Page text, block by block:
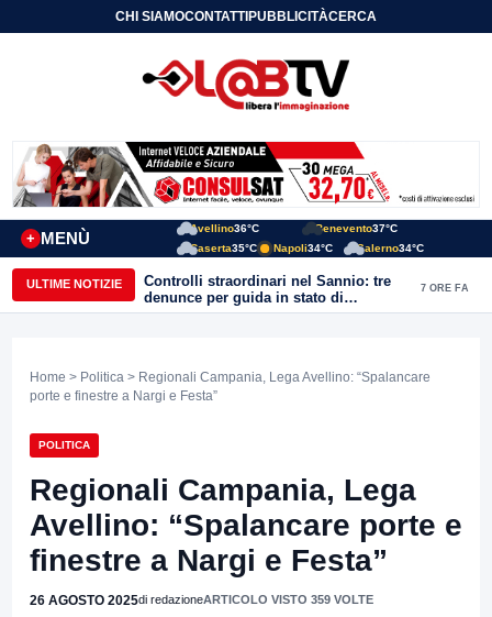
CHI SIAMOCONTATTIPUBBLICITÀCERCA
MENÙ
+
Avellino36°C Benevento37°C
Caserta35°C Napoli34°C Salerno34°C
ULTIME NOTIZIE
Controlli straordinari nel Sannio: tre
denunce per guida in stato di
ebbrezza, un arresto e 1.500 kg di
7 ORE FA
Home > Politica > Regionali Campania, Lega Avellino: “Spalancare
porte e finestre a Nargi e Festa”
POLITICA
Regionali Campania, Lega
Avellino: “Spalancare porte e
finestre a Nargi e Festa”
26 AGOSTO 2025di redazioneARTICOLO VISTO 359 VOLTE